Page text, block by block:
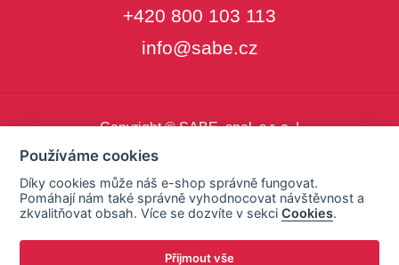
+420 800 103 113
info@sabe.cz
Copyright © SABE, spol. s r. o. |
Používáme cookies
Díky cookies může náš e-shop správně fungovat.
Pomáhají nám také správně vyhodnocovat návštěvnost a
zkvalitňovat obsah. Více se dozvíte v sekciCookies.
Přijmout vše